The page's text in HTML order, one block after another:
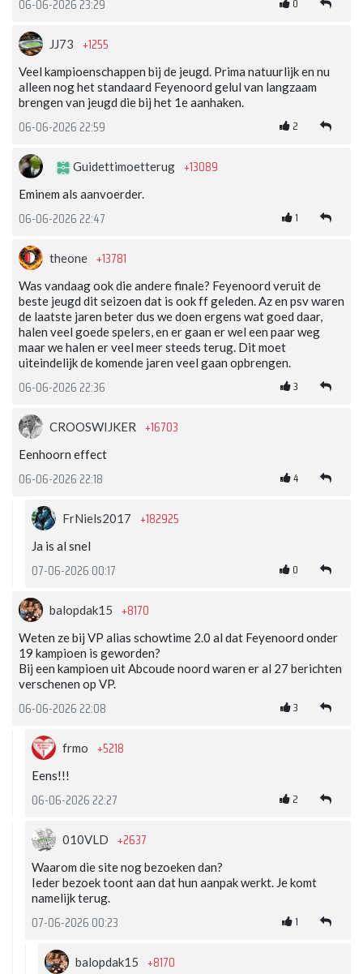
06-06-2026 23:29
JJ73 +1255
Veel kampioenschappen bij de jeugd. Prima natuurlijk en nu
alleen nog het standaard Feyenoord gelul van langzaam
brengen van jeugd die bij het 1e aanhaken.
06-06-2026 22:59 2
Guidettimoetterug +13089
Eminem als aanvoerder.
06-06-2026 22:47 1
theone +13781
Was vandaag ook die andere finale? Feyenoord veruit de
beste jeugd dit seizoen dat is ook ff geleden. Az en psv waren
de laatste jaren beter dus we doen ergens wat goed daar,
halen veel goede spelers, en er gaan er wel een paar weg
maar we halen er veel meer steeds terug. Dit moet
uiteindelijk de komende jaren veel gaan opbrengen.
06-06-2026 22:36 3
CROOSWIJKER +16703
Eenhoorn effect
06-06-2026 22:18 4
FrNiels2017 +182925
Ja is al snel
07-06-2026 00:17 0
balopdak15 +8170
Weten ze bij VP alias schowtime 2.0 al dat Feyenoord onder
19 kampioen is geworden?
Bij een kampioen uit Abcoude noord waren er al 27 berichten
verschenen op VP.
06-06-2026 22:08 3
frmo +5218
Eens!!!
06-06-2026 22:27 2
010VLD +2637
Waarom die site nog bezoeken dan?
Ieder bezoek toont aan dat hun aanpak werkt. Je komt
namelijk terug.
07-06-2026 00:23 1
balopdak15 +8170